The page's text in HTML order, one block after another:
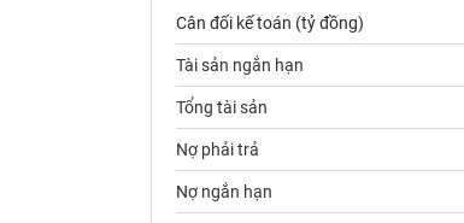
Cân đối kế toán (tỷ đồng)
Tài sản ngắn hạn
Tổng tài sản
Nợ phải trả
Nợ ngắn hạn